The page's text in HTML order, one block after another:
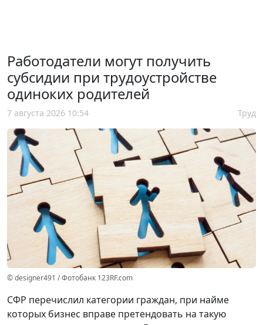
Работодатели могут получить
субсидии при трудоустройстве
одиноких родителей
7 августа 2026 10:54 Труд
© designer491 / Фотобанк 123RF.com
СФР перечислил категории граждан, при найме
которых бизнес вправе претендовать на такую